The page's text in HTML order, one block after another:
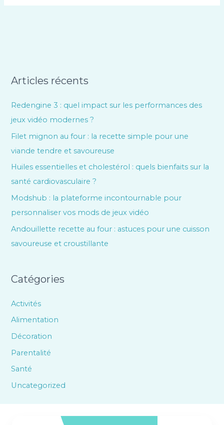
Articles récents
Redengine 3 : quel impact sur les performances des
jeux vidéo modernes ?
Filet mignon au four : la recette simple pour une
viande tendre et savoureuse
Huiles essentielles et cholestérol : quels bienfaits sur la
santé cardiovasculaire ?
Modshub : la plateforme incontournable pour
personnaliser vos mods de jeux vidéo
Andouillette recette au four : astuces pour une cuisson
savoureuse et croustillante
Catégories
Activités
Alimentation
Décoration
Parentalité
Santé
Uncategorized